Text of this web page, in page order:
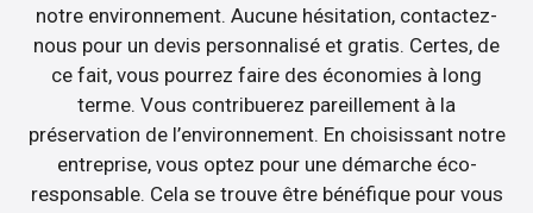
notre environnement. Aucune hésitation, contactez-
nous pour un devis personnalisé et gratis. Certes, de
ce fait, vous pourrez faire des économies à long
terme. Vous contribuerez pareillement à la
préservation de l’environnement. En choisissant notre
entreprise, vous optez pour une démarche éco-
responsable. Cela se trouve être bénéfique pour vous